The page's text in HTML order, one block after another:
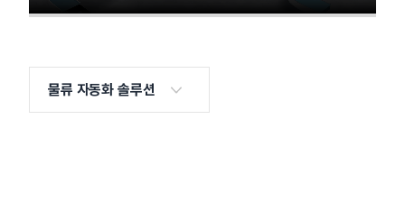
물류 자동화 솔루션